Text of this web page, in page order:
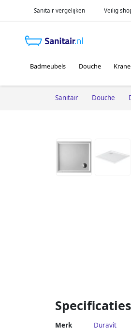
Sanitair vergelijken Veilig
Badmeubels Douche
Sanitair Douche
Specificaties
Merk Duravit